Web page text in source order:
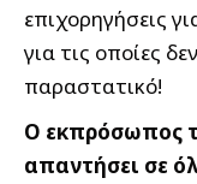
επιχορηγήσεις
για τις οποίες
παραστατικό!
Ο εκπρόσωπος
απαντήσει σε